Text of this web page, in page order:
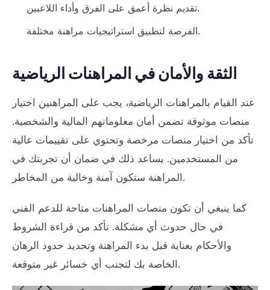
تقديم نظرة أعمق على الفرق وأداء اللاعبين.
الفرصة لتطبيق استراتيجيات مراهنة مختلفة.
الثقة والأمان في المراهنات الرياضية
عند القيام بالمراهنات الرياضية، يجب على المراهنين اختيار
منصات موثوقة تضمن أمان معلوماتهم المالية والشخصية.
تأكد من اختيار منصات مرخصة وتحتوي على تقييمات عالية
من المستخدمين. يساعد ذلك في ضمان أن تجربتك في
المراهنة ستكون آمنة وخالية من المخاطر.
كما ينبغي أن تكون منصات المراهنات متاحة للدعم الفني
في حال حدوث أي مشكلة. تأكد من قراءة الشروط
والأحكام بعناية قبل بدء المراهنة وتحديد حدود الرهان
الخاصة بك لتجنب أي خسائر غير متوقعة.